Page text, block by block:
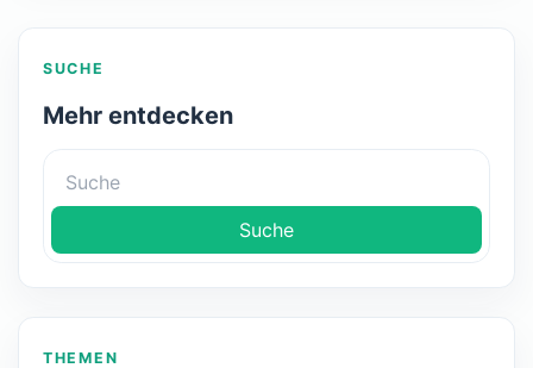
SUCHE
Mehr entdecken
Suche
THEMEN